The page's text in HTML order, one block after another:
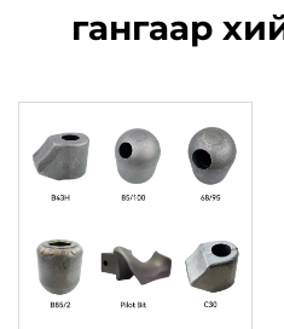
гангаар